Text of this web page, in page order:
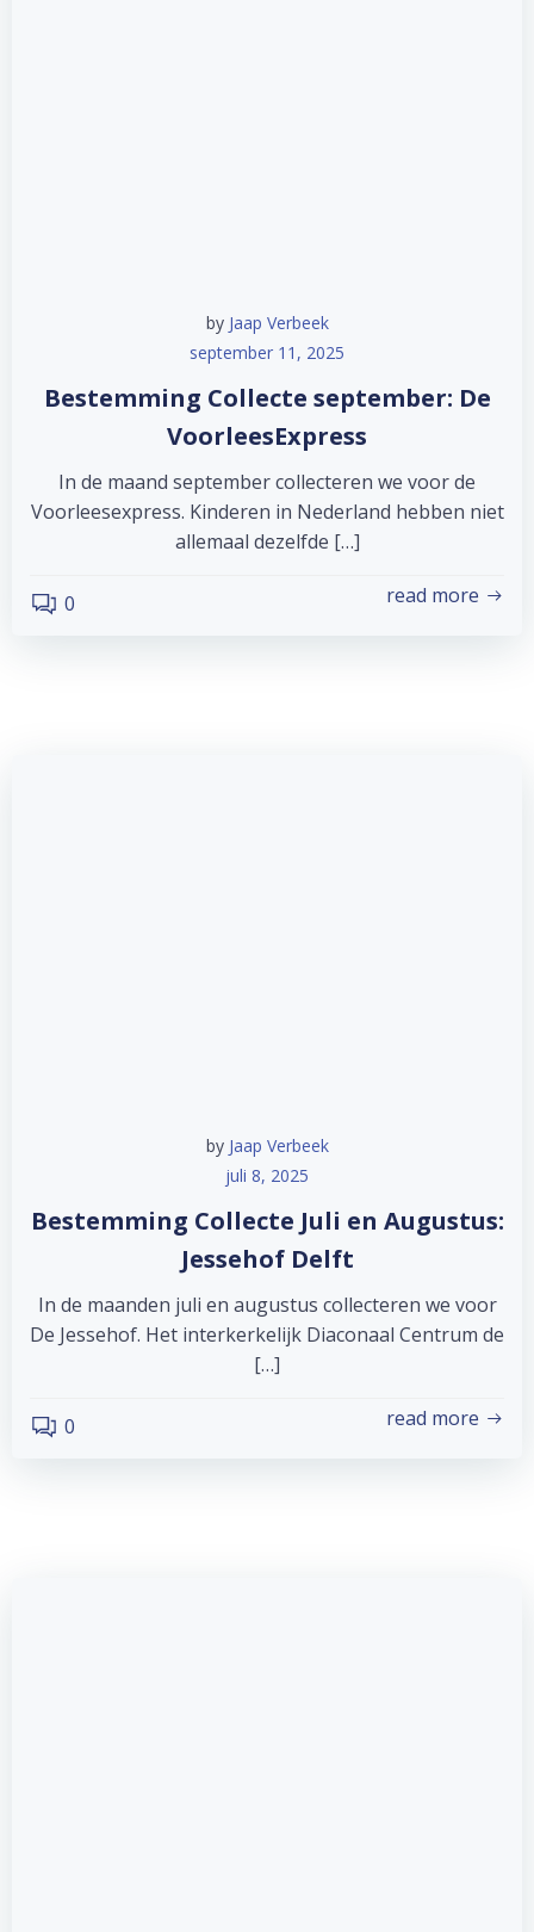
by Jaap Verbeek
september 11, 2025
Bestemming Collecte september: De
VoorleesExpress
In de maand september collecteren we voor de
Voorleesexpress. Kinderen in Nederland hebben niet
allemaal dezelfde […]
0 read more
by Jaap Verbeek
juli 8, 2025
Bestemming Collecte Juli en Augustus:
Jessehof Delft
In de maanden juli en augustus collecteren we voor
De Jessehof. Het interkerkelijk Diaconaal Centrum de
[…]
0 read more